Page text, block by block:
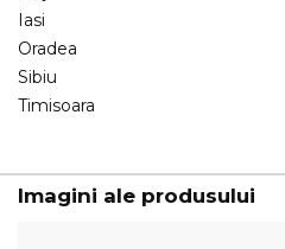
Iasi
Oradea
Sibiu
Timisoara
Imagini ale produsului